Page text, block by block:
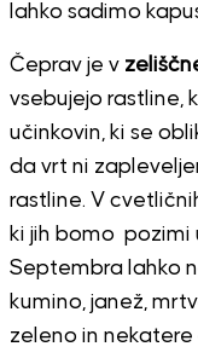
lahko sadimo
Čeprav je v
vsebujejo rastline,
učinkovin, ki se
da vrt ni
rastline. V
ki jih bomo pozimi
Septembra lahko
kumino, janež,
zeleno in